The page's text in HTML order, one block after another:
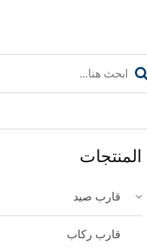
المنتجات
قارب صيد
قارب ركاب